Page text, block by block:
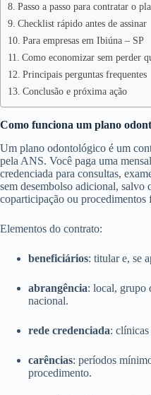
Passo a passo para contratar o
Checklist rápido antes de assinar
Para empresas em Ibiúna – SP
Como economizar sem perder
Principais perguntas frequentes
Conclusão e próxima ação
Como funciona um plano
Um plano odontológico é um
pela ANS. Você paga uma
credenciada para consultas,
sem desembolso adicional, salvo
coparticipação ou
Elementos do contrato:
beneficiários: titular e, se
abrangência: local, grupo
nacional.
rede credenciada:
carências: períodos
procedimento.